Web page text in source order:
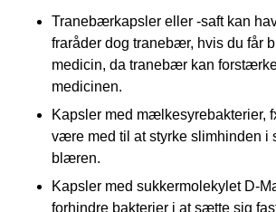
Tranebærkapsler eller -saft kan
fraråder dog tranebær, hvis du får
medicin, da tranebær kan
medicinen.
Kapsler med mælkesyrebakterier,
være med til at styrke slimhinden i
blæren.
Kapsler med sukkermolekylet D-
forhindre bakterier i at sætte sig